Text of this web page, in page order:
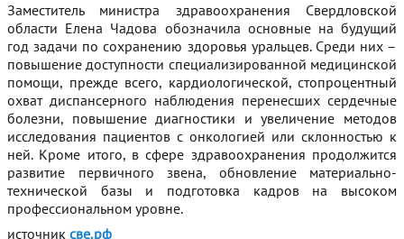
Заместитель министра здравоохранения Свердловской
области Елена Чадова обозначила основные на будущий
год задачи по сохранению здоровья уральцев. Среди них –
повышение доступности специализированной медицинской
помощи, прежде всего, кардиологической, стопроцентный
охват диспансерного наблюдения перенесших сердечные
болезни, повышение диагностики и увеличение методов
исследования пациентов с онкологией или склонностью к
ней. Кроме итого, в сфере здравоохранения продолжится
развитие первичного звена, обновление материально-
технической базы и подготовка кадров на высоком
профессиональном уровне.
источник све.рф